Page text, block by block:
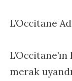
L’Occitane
merak